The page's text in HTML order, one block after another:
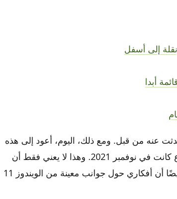
سحره، والذي تحدثت عنه من قبل. ومع ذلك، اليوم، أعود إلى هذه
المساحة لأن آخر مقالة كتبتها حول هذا الموضوع كانت في نوفمبر 2021. وهذا لا يعني فقط أن
نظام التشغيل قد تطور منذ ذلك الحين، ولكن أيضًا أن أفكاري حول جوانب معينة من الويندوز 11